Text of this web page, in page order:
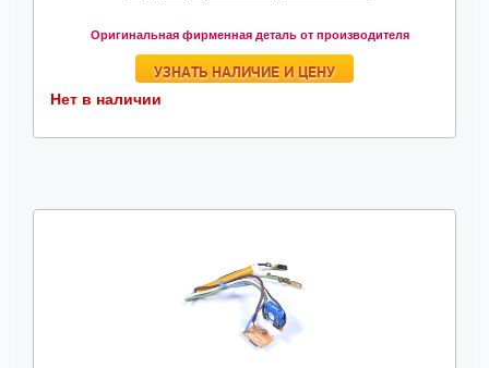
Оригинальная фирменная деталь от производителя
УЗНАТЬ НАЛИЧИЕ И ЦЕНУ
Нет в наличии